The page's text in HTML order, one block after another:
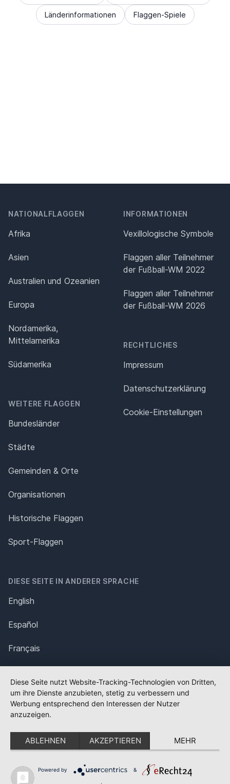
Länderinformationen Flaggen-Spiele
NATIONALFLAGGEN
Afrika
Asien
Australien und Ozeanien
Europa
Nordamerika,
Mittelamerika
Südamerika
WEITERE FLAGGEN
Bundesländer
Städte
Gemeinden & Orte
Organisationen
Historische Flaggen
Sport-Flaggen
INFORMATIONEN
Vexillologische Symbole
Flaggen aller Teilnehmer
der Fußball-WM 2022
Flaggen aller Teilnehmer
der Fußball-WM 2026
RECHTLICHES
Impressum
Datenschutz­erklärung
Cookie-Einstellungen
DIESE SEITE IN ANDERER SPRACHE
English
Español
Français
Polska
Português
Nederlands
Svenska
Diese Seite nutzt Website-Tracking-Technologien von Dritten,
um ihre Dienste anzubieten, stetig zu verbessern und
Werbung entsprechend den Interessen der Nutzer
anzuzeigen.
ABLEHNEN AKZEPTIEREN MEHR
Powered by &